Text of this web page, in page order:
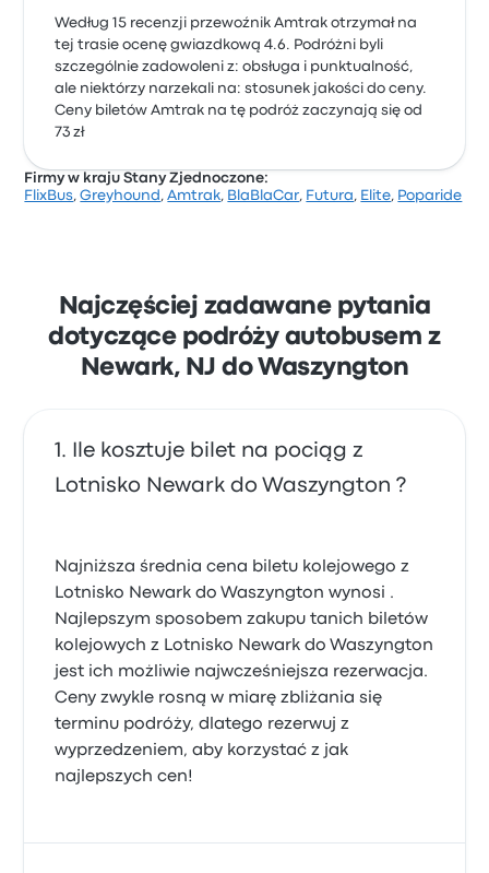
Według 15 recenzji przewoźnik Amtrak otrzymał na
tej trasie ocenę gwiazdkową 4.6. Podróżni byli
szczególnie zadowoleni z: obsługa i punktualność,
ale niektórzy narzekali na: stosunek jakości do ceny.
Ceny biletów Amtrak na tę podróż zaczynają się od
73 zł
Firmy w kraju Stany Zjednoczone:
FlixBus,Greyhound ,Amtrak, BlaBlaCar, Futura, Elite, Poparide
Najczęściej zadawane pytania
dotyczące podróży autobusem z
Newark, NJ do Waszyngton
Ile kosztuje bilet na pociąg z
Lotnisko Newark do Waszyngton ?
Najniższa średnia cena biletu kolejowego z
Lotnisko Newark do Waszyngton wynosi .
Najlepszym sposobem zakupu tanich biletów
kolejowych z Lotnisko Newark do Waszyngton
jest ich możliwie najwcześniejsza rezerwacja.
Ceny zwykle rosną w miarę zbliżania się
terminu podróży, dlatego rezerwuj z
wyprzedzeniem, aby korzystać z jak
najlepszych cen!